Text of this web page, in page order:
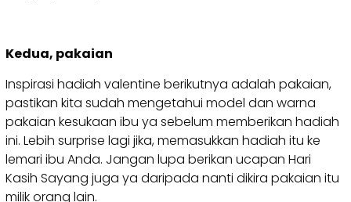
Kedua, pakaian
Inspirasi hadiah valentine berikutnya adalah pakaian,
pastikan kita sudah mengetahui model dan warna
pakaian kesukaan ibu ya sebelum memberikan hadiah
ini. Lebih surprise lagi jika, memasukkan hadiah itu ke
lemari ibu Anda. Jangan lupa berikan ucapan Hari
Kasih Sayang juga ya daripada nanti dikira pakaian itu
milik orang lain.